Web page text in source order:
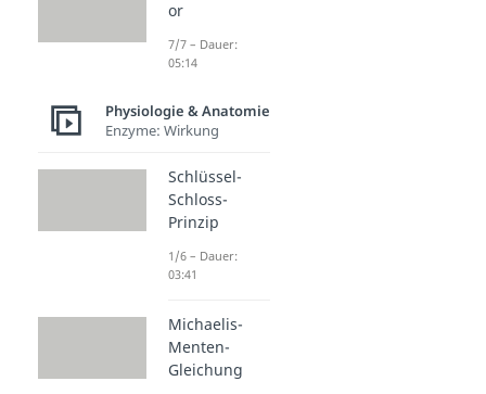
or
7/7 – Dauer:
05:14
Physiologie & Anatomie
Enzyme: Wirkung
Schlüssel-
Schloss-
Prinzip
1/6 – Dauer:
03:41
Michaelis-
Menten-
Gleichung